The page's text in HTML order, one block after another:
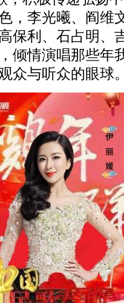
，李光曦、阎维
保利、石占明、
倾情演唱那些年
众与听众的眼球